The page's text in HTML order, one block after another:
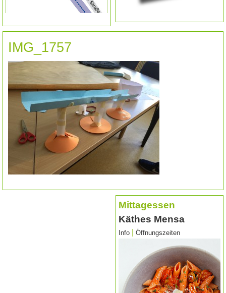
IMG_1757
Mittagessen
Käthes Mensa
Info Öffnungszeiten